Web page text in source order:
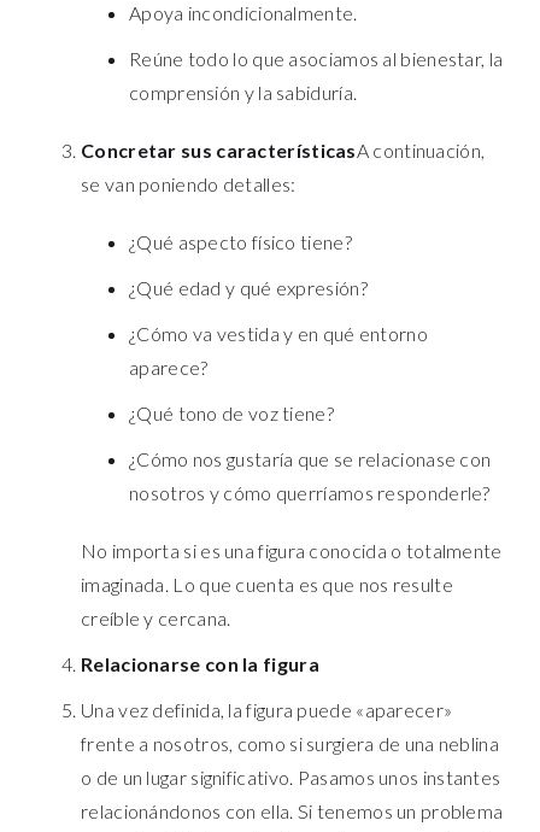
Apoya incondicionalmente.
Reúne todo lo que asociamos al bienestar, la
comprensión y la sabiduría.
Concretar sus característicasA continuación,
se van poniendo detalles:
¿Qué aspecto físico tiene?
¿Qué edad y qué expresión?
¿Cómo va vestida y en qué entorno
aparece?
¿Qué tono de voz tiene?
¿Cómo nos gustaría que se relacionase con
nosotros y cómo querríamos responderle?
No importa si es una figura conocida o totalmente
imaginada. Lo que cuenta es que nos resulte
creíble y cercana.
Relacionarse con la figura
Una vez definida, la figura puede «aparecer»
frente a nosotros, como si surgiera de una neblina
o de un lugar significativo. Pasamos unos instantes
relacionándonos con ella. Si tenemos un problema